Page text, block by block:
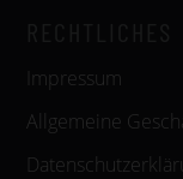
Impressum
Allgemeine